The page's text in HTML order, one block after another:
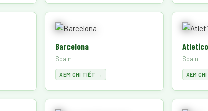
Barcelona
Spain
XEM CHI TIẾT →
Spain
XEM